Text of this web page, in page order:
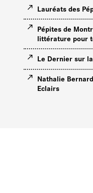
Lauréats des
Pépites de
littérature pour
Le Dernier sur
Nathalie
Eclairs